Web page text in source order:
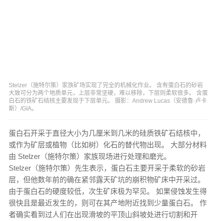
Stelzer（施特尔策）家族矿场实现了完全的机械化作业。 含有蛋白石的砂岩
大致可分为两个地质单元，上层非常坚硬，难以移除，下层则柔软很多。 含蛋
白石的铁矿石结核主要发现于下层单元。 摄影：Andrew Lucas（安德鲁·卢卡
斯）/GIA。
蛋白石开采于直径大小为几厘米到几米的硅质铁矿石结核中，
或作为矿层或植物（比如树）化石的替代物出现。 大部分材料
由 Stelzer（施特尔策）家族现场进行处理和磨光。
Stelzer（施特尔策）先生表示，蛋白石主要开采于柔软的砂岩
层，但他数年前的确在紧邻露天矿坑的崩积物矿床中开采过。
由于蛋白石的硬度较低，次生矿床极为罕见。 如果侵蚀发生得
很快且是最近发生的，则可在其产地附近找到少量蛋白石。 作
者确实看到过人们在出现滑坡的平顶山斜坡处进行切割和开